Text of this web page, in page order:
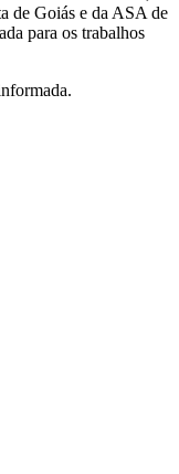
de Goiás e da ASA de
para os trabalhos